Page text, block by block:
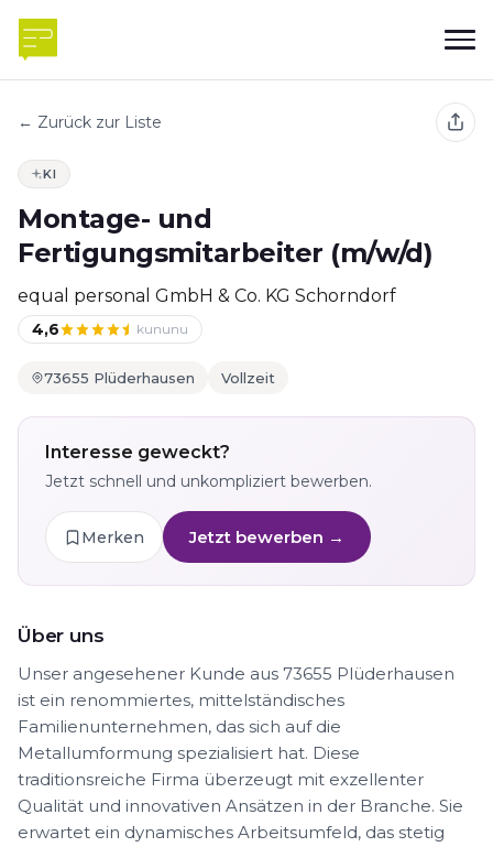
← Zurück zur Liste
KI
Montage- und
Fertigungsmitarbeiter (m/w/d)
equal personal GmbH & Co. KG Schorndorf
4,6 kununu
73655 Plüderhausen Vollzeit
Interesse geweckt?
Jetzt schnell und unkompliziert bewerben.
Merken Jetzt bewerben →
Über uns
Unser angesehener Kunde aus 73655 Plüderhausen
ist ein renommiertes, mittelständisches
Familienunternehmen, das sich auf die
Metallumformung spezialisiert hat. Diese
traditionsreiche Firma überzeugt mit exzellenter
Qualität und innovativen Ansätzen in der Branche. Sie
erwartet ein dynamisches Arbeitsumfeld, das stetig